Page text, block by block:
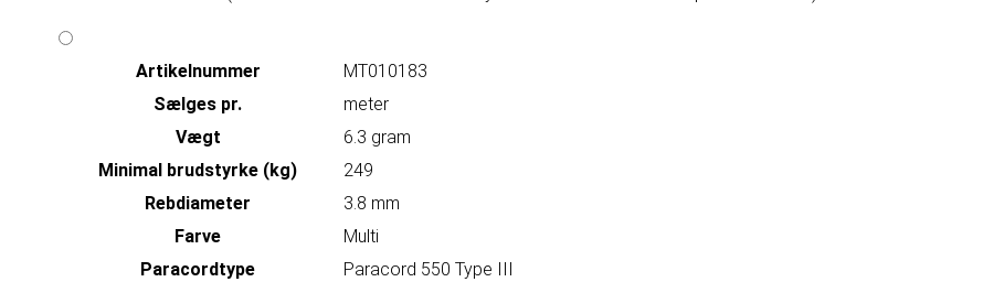
Artikelnummer
MT010183
Sælges pr.
meter
Vægt
6.3 gram
Minimal brudstyrke (kg)
249
Rebdiameter
3.8 mm
Farve
Multi
Paracordtype
Paracord 550 Type III